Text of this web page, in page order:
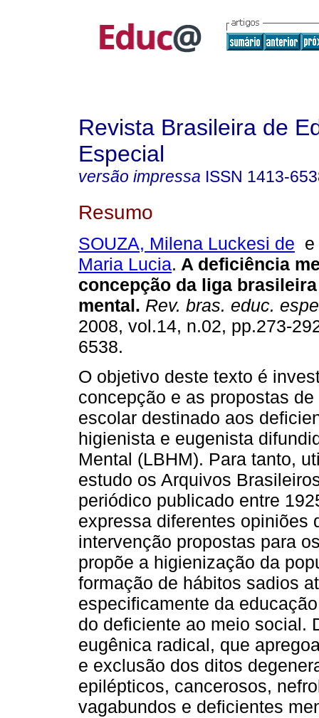
Revista Brasileira de
Especial
versão impressa ISSN 1413-
Resumo
SOUZA, Milena Luckesi de
Maria Lucia. A deficiência
concepção da liga
mental. Rev. bras. educ.
2008, vol.14, n.02, pp.273-
6538.
O objetivo deste texto é
concepção e as propostas
escolar destinado aos
higienista e eugenista
Mental (LBHM). Para tanto,
estudo os Arquivos
periódico publicado entre
expressa diferentes opiniões
intervenção propostas para
propõe a higienização da
formação de hábitos sadios
especificamente da
do deficiente ao meio social.
eugênica radical, que
e exclusão dos ditos
epilépticos, cancerosos,
vagabundos e deficientes